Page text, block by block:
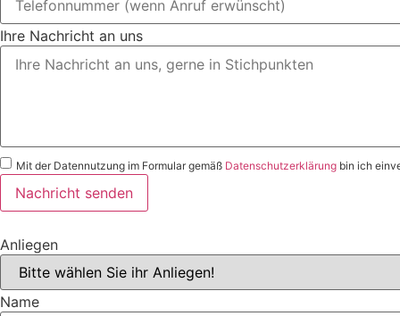
Ihre Nachricht an uns
Mit der Datennutzung im Formular gemäß Datenschutzerklärung bin ich
Nachricht senden
Anliegen
Name